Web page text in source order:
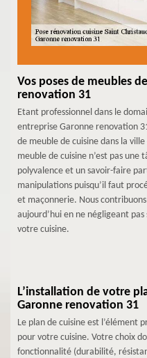
Vos poses de meubles
renovation 31
Etant professionnel dans le
entreprise Garonne renovation
de meuble de cuisine dans la
meuble de cuisine n’est pas
polyvalence et un savoir-faire
manipulations puisqu’il faut
et maçonnerie. Nous
aujourd’hui en ne négligeant
votre cuisine.
L’installation de votre
Garonne renovation 31
Le plan de cuisine est l’élément
pour votre cuisine. Votre choix
fonctionnalité (durabilité,